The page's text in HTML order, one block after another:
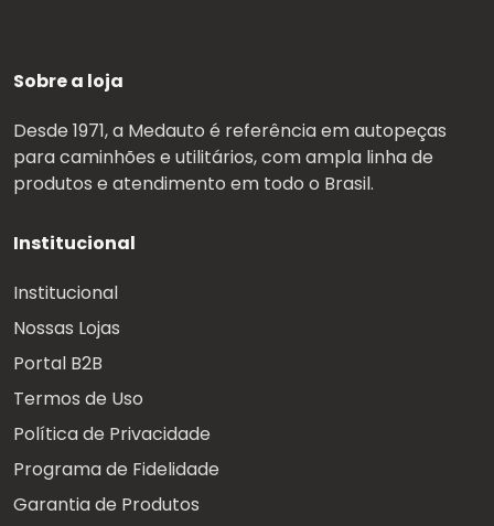
Sobre a loja
Desde 1971, a Medauto é referência em autopeças
para caminhões e utilitários, com ampla linha de
produtos e atendimento em todo o Brasil.
Institucional
Institucional
Nossas Lojas
Portal B2B
Termos de Uso
Política de Privacidade
Programa de Fidelidade
Garantia de Produtos